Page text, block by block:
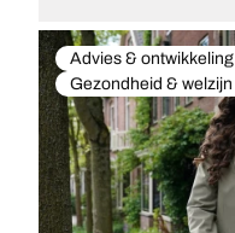
Advies & ontwikkeling
Gezondheid & welzijn